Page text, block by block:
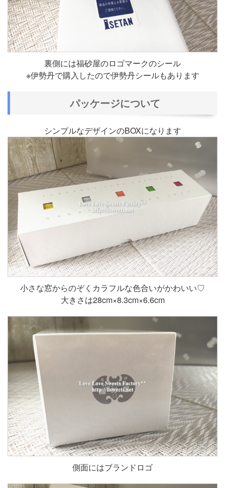
裏側には福砂屋のロゴマークのシール
※伊勢丹で購入したので伊勢丹シールもあります
パッケージについて
シンプルなデザインのBOXになります
小さな窓からのぞくカラフルな色合いがかわいい♡
大きさは28cm×8.3cm×6.6cm
側面にはブランドロゴ